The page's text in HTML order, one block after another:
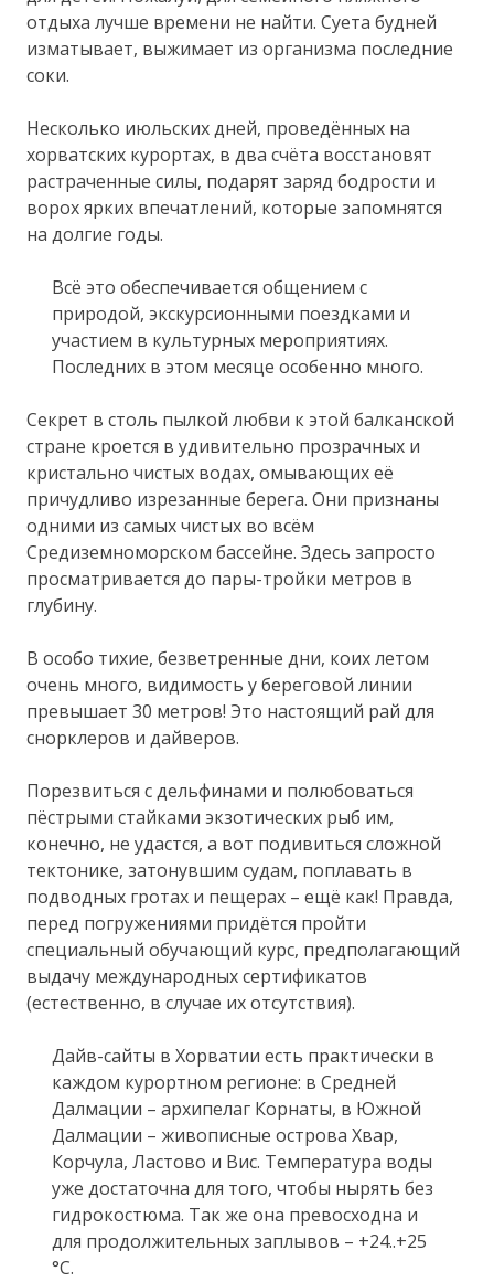
отдыха лучше времени не найти. Суета будней
изматывает, выжимает из организма последние
соки.
Несколько июльских дней, проведённых на
хорватских курортах, в два счёта восстановят
растраченные силы, подарят заряд бодрости и
ворох ярких впечатлений, которые запомнятся
на долгие годы.
Всё это обеспечивается общением с
природой, экскурсионными поездками и
участием в культурных мероприятиях.
Последних в этом месяце особенно много.
Секрет в столь пылкой любви к этой балканской
стране кроется в удивительно прозрачных и
кристально чистых водах, омывающих её
причудливо изрезанные берега. Они признаны
одними из самых чистых во всём
Средиземноморском бассейне. Здесь запросто
просматривается до пары-тройки метров в
глубину.
В особо тихие, безветренные дни, коих летом
очень много, видимость у береговой линии
превышает 30 метров! Это настоящий рай для
снорклеров и дайверов.
Порезвиться с дельфинами и полюбоваться
пёстрыми стайками экзотических рыб им,
конечно, не удастся, а вот подивиться сложной
тектонике, затонувшим судам, поплавать в
подводных гротах и пещерах – ещё как! Правда,
перед погружениями придётся пройти
специальный обучающий курс, предполагающий
выдачу международных сертификатов
(естественно, в случае их отсутствия).
Дайв-сайты в Хорватии есть практически в
каждом курортном регионе: в Средней
Далмации – архипелаг Корнаты, в Южной
Далмации – живописные острова Хвар,
Корчула, Ластово и Вис. Температура воды
уже достаточна для того, чтобы нырять без
гидрокостюма. Так же она превосходна и
для продолжительных заплывов – +24..+25
°C.